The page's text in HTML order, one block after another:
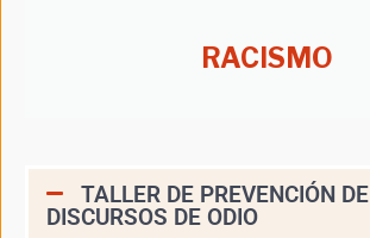
RACISMO
TALLER DE PREVENCIÓN DE
DISCURSOS DE ODIO